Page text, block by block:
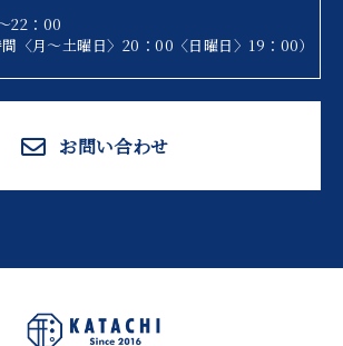
22：00
間〈月～土曜日〉20：00〈日曜日〉19：00）
お問い合わせ